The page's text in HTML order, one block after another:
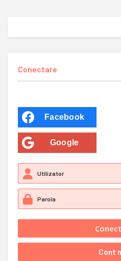
Conectare
Facebook
Google